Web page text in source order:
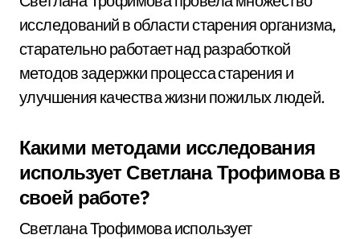
исследований в области старения организма,
старательно работает над разработкой
методов задержки процесса старения и
улучшения качества жизни пожилых людей.
Какими методами исследования
использует Светлана Трофимова в
своей работе?
Светлана Трофимова использует